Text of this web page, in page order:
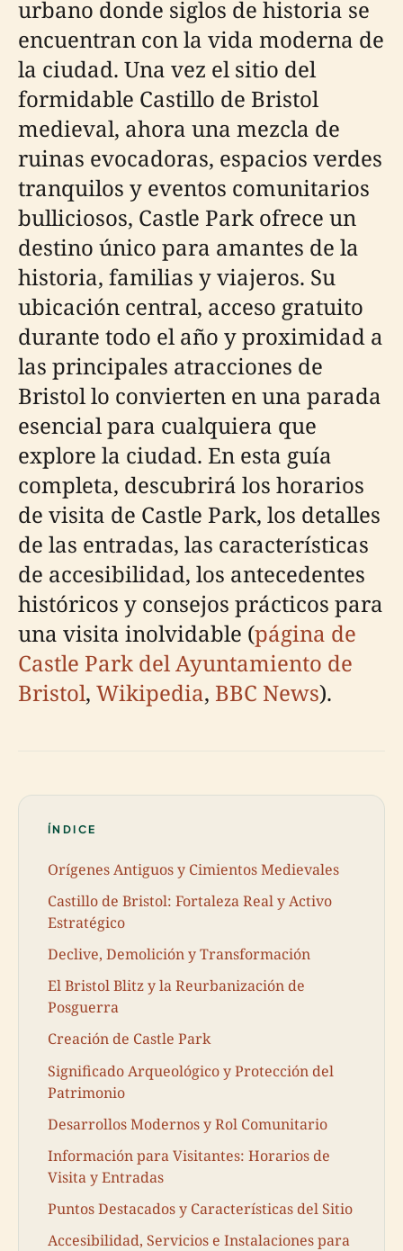
urbano donde siglos de historia se
encuentran con la vida moderna de
la ciudad. Una vez el sitio del
formidable Castillo de Bristol
medieval, ahora una mezcla de
ruinas evocadoras, espacios verdes
tranquilos y eventos comunitarios
bulliciosos, Castle Park ofrece un
destino único para amantes de la
historia, familias y viajeros. Su
ubicación central, acceso gratuito
durante todo el año y proximidad a
las principales atracciones de
Bristol lo convierten en una parada
esencial para cualquiera que
explore la ciudad. En esta guía
completa, descubrirá los horarios
de visita de Castle Park, los detalles
de las entradas, las características
de accesibilidad, los antecedentes
históricos y consejos prácticos para
una visita inolvidable (página de
Castle Park del Ayuntamiento de
Bristol, Wikipedia, BBC News).
ÍNDICE
Orígenes Antiguos y Cimientos Medievales
Castillo de Bristol: Fortaleza Real y Activo
Estratégico
Declive, Demolición y Transformación
El Bristol Blitz y la Reurbanización de
Posguerra
Creación de Castle Park
Significado Arqueológico y Protección del
Patrimonio
Desarrollos Modernos y Rol Comunitario
Información para Visitantes: Horarios de
Visita y Entradas
Puntos Destacados y Características del Sitio
Accesibilidad, Servicios e Instalaciones para